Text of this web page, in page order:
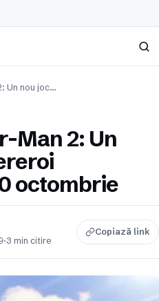
Caută
Un nou joc…
Man 2: Un
octombrie
·3 min citire
Copiază link